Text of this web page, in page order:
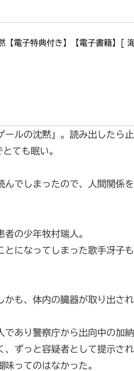
【電子特典付き】【電子書籍】[
ルの沈黙」。読み出したら
ても眠い。
でしまったので、人間関係
の少年牧村瑞人。
になってしまった歌手冴子も
も、体内の臓器が取り出さ
あり警察庁から出向中の加納
ずっと容疑者として提示さ
ってのはなかった。